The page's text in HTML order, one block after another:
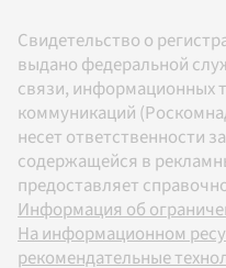
Свидетельство о
выдано федеральной
связи, информационных
коммуникаций
несет ответственности
содержащейся в
предоставляет
Информация об
На информационном
рекомендательные